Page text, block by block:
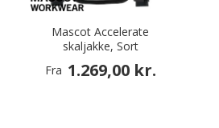
Mascot Accelerate
skaljakke, Sort
Fra 1.269,00 kr.